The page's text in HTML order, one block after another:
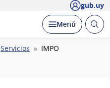
gub.uy
Desplegar
Menú Abrir
Servicios IMPO